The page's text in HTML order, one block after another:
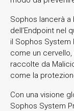
Sophos lancerà a
dell’Endpoint nel
il Sophos
come un
raccolte da
come la
Con una visione
Sophos System